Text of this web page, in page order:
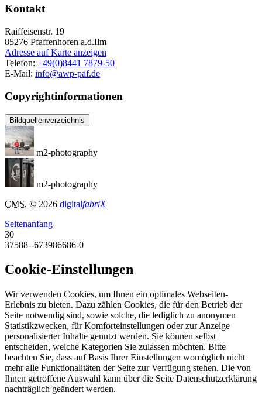
Kontakt
Raiffeisenstr. 19
85276 Pfaffenhofen a.d.Ilm
Adresse auf Karte anzeigen
Telefon: +49(0)8441 7879-50
E-Mail: info@awp-paf.de
Copyrightinformationen
Bildquellenverzeichnis
m2-photography
m2-photography
CMS, © 2026 digitalfabriX
Seitenanfang
30
37588--673986686-0
Cookie-Einstellungen
Wir verwenden Cookies, um Ihnen ein optimales Webseiten-
Erlebnis zu bieten. Dazu zählen Cookies, die für den Betrieb der
Seite notwendig sind, sowie solche, die lediglich zu anonymen
Statistikzwecken, für Komforteinstellungen oder zur Anzeige
personalisierter Inhalte genutzt werden. Sie können selbst
entscheiden, welche Kategorien Sie zulassen möchten. Bitte
beachten Sie, dass auf Basis Ihrer Einstellungen womöglich nicht
mehr alle Funktionalitäten der Seite zur Verfügung stehen. Die von
Ihnen getroffene Auswahl kann über die Seite Datenschutzerklärung
nachträglich geändert werden.